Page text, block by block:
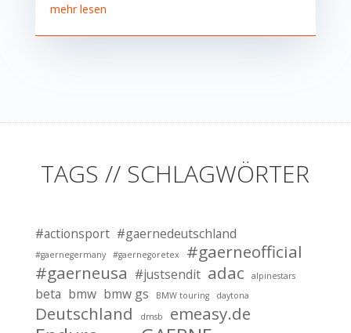
mehr lesen
TAGS // SCHLAGWÖRTER
#actionsport #gaernedeutschland
#gaernegermany #gaernegoretex
#gaerneofficial
#gaerneusa #justsendit adac alpinestars
beta bmw bmw gs BMW touring daytona
Deutschland dmsb emeasy.de